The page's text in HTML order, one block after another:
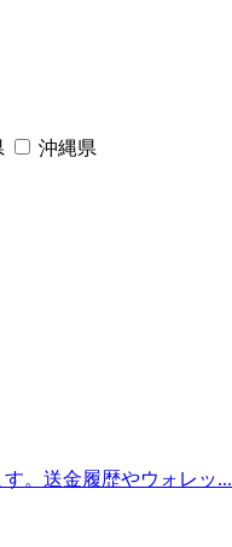
沖縄県
。送金履歴やウォレッ...